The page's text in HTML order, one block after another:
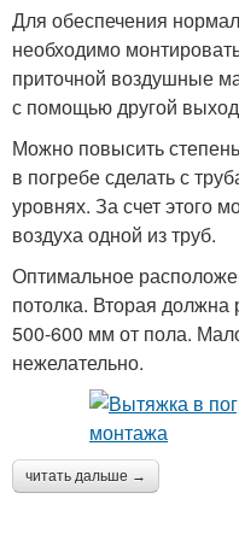
Для обеспечения
необходимо
приточной воздушные
с помощью другой
Можно повысить
в погребе сделать с
уровнях. За счет этого
воздуха одной из труб.
Оптимальное
потолка. Вторая
500-600 мм от пола.
нежелательно.
читать дальше →